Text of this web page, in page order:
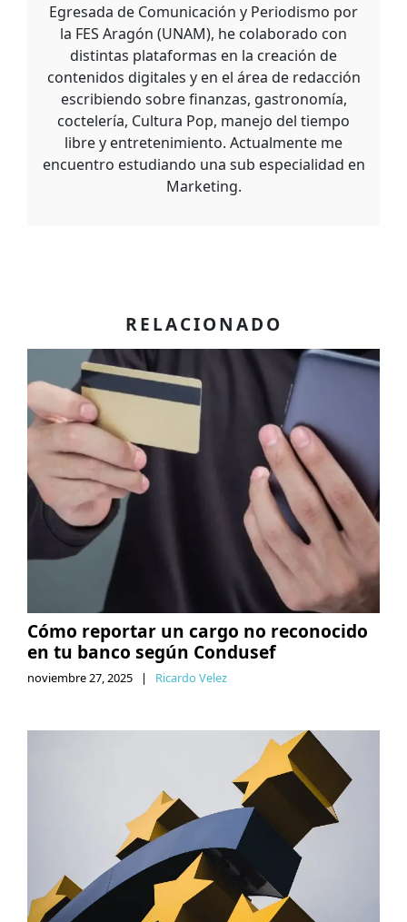
Egresada de Comunicación y Periodismo por
la FES Aragón (UNAM), he colaborado con
distintas plataformas en la creación de
contenidos digitales y en el área de redacción
escribiendo sobre finanzas, gastronomía,
coctelería, Cultura Pop, manejo del tiempo
libre y entretenimiento. Actualmente me
encuentro estudiando una sub especialidad en
Marketing.
RELACIONADO
Cómo reportar un cargo no reconocido
en tu banco según Condusef
noviembre 27, 2025 | Ricardo Velez